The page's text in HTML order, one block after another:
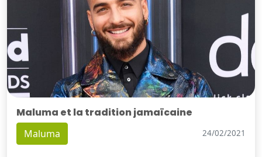
Maluma et la tradition jamaïcaine
Maluma 24/02/2021